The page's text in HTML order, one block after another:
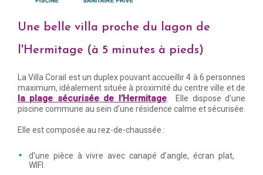
Une belle villa proche du lagon de
l'Hermitage (à 5 minutes à pieds)
La Villa Corail est un duplex pouvant accueillir 4 à 6 personnes
maximum, idéalement située à proximité du centre ville et de
la plage sécurisée de l’Hermitage. Elle dispose d’une
piscine commune au sein d’une résidence calme et sécurisée.
Elle est composée au rez-de-chaussée :
d’une pièce à vivre avec canapé d’angle, écran plat,
WIFI.